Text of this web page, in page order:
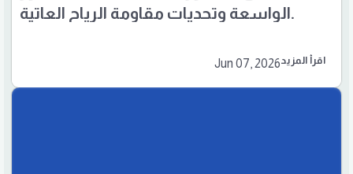
الواسعة وتحديات مقاومة الرياح العاتية.
Jun 07, 2026اقرأ المزيد